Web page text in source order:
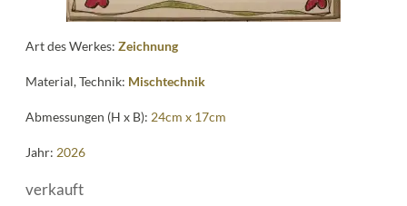
Art des Werkes:Zeichnung
Material, Technik: Mischtechnik
Abmessungen (H x B): 24cm x 17cm
Jahr: 2026
verkauft